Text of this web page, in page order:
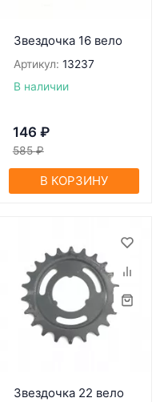
Звездочка 16 вело
Артикул: 13237
В наличии
146 ₽
585 ₽
В КОРЗИНУ
Звездочка 22 вело